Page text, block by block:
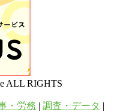
ALL RIGHTS
・労務 | 調査・データ |